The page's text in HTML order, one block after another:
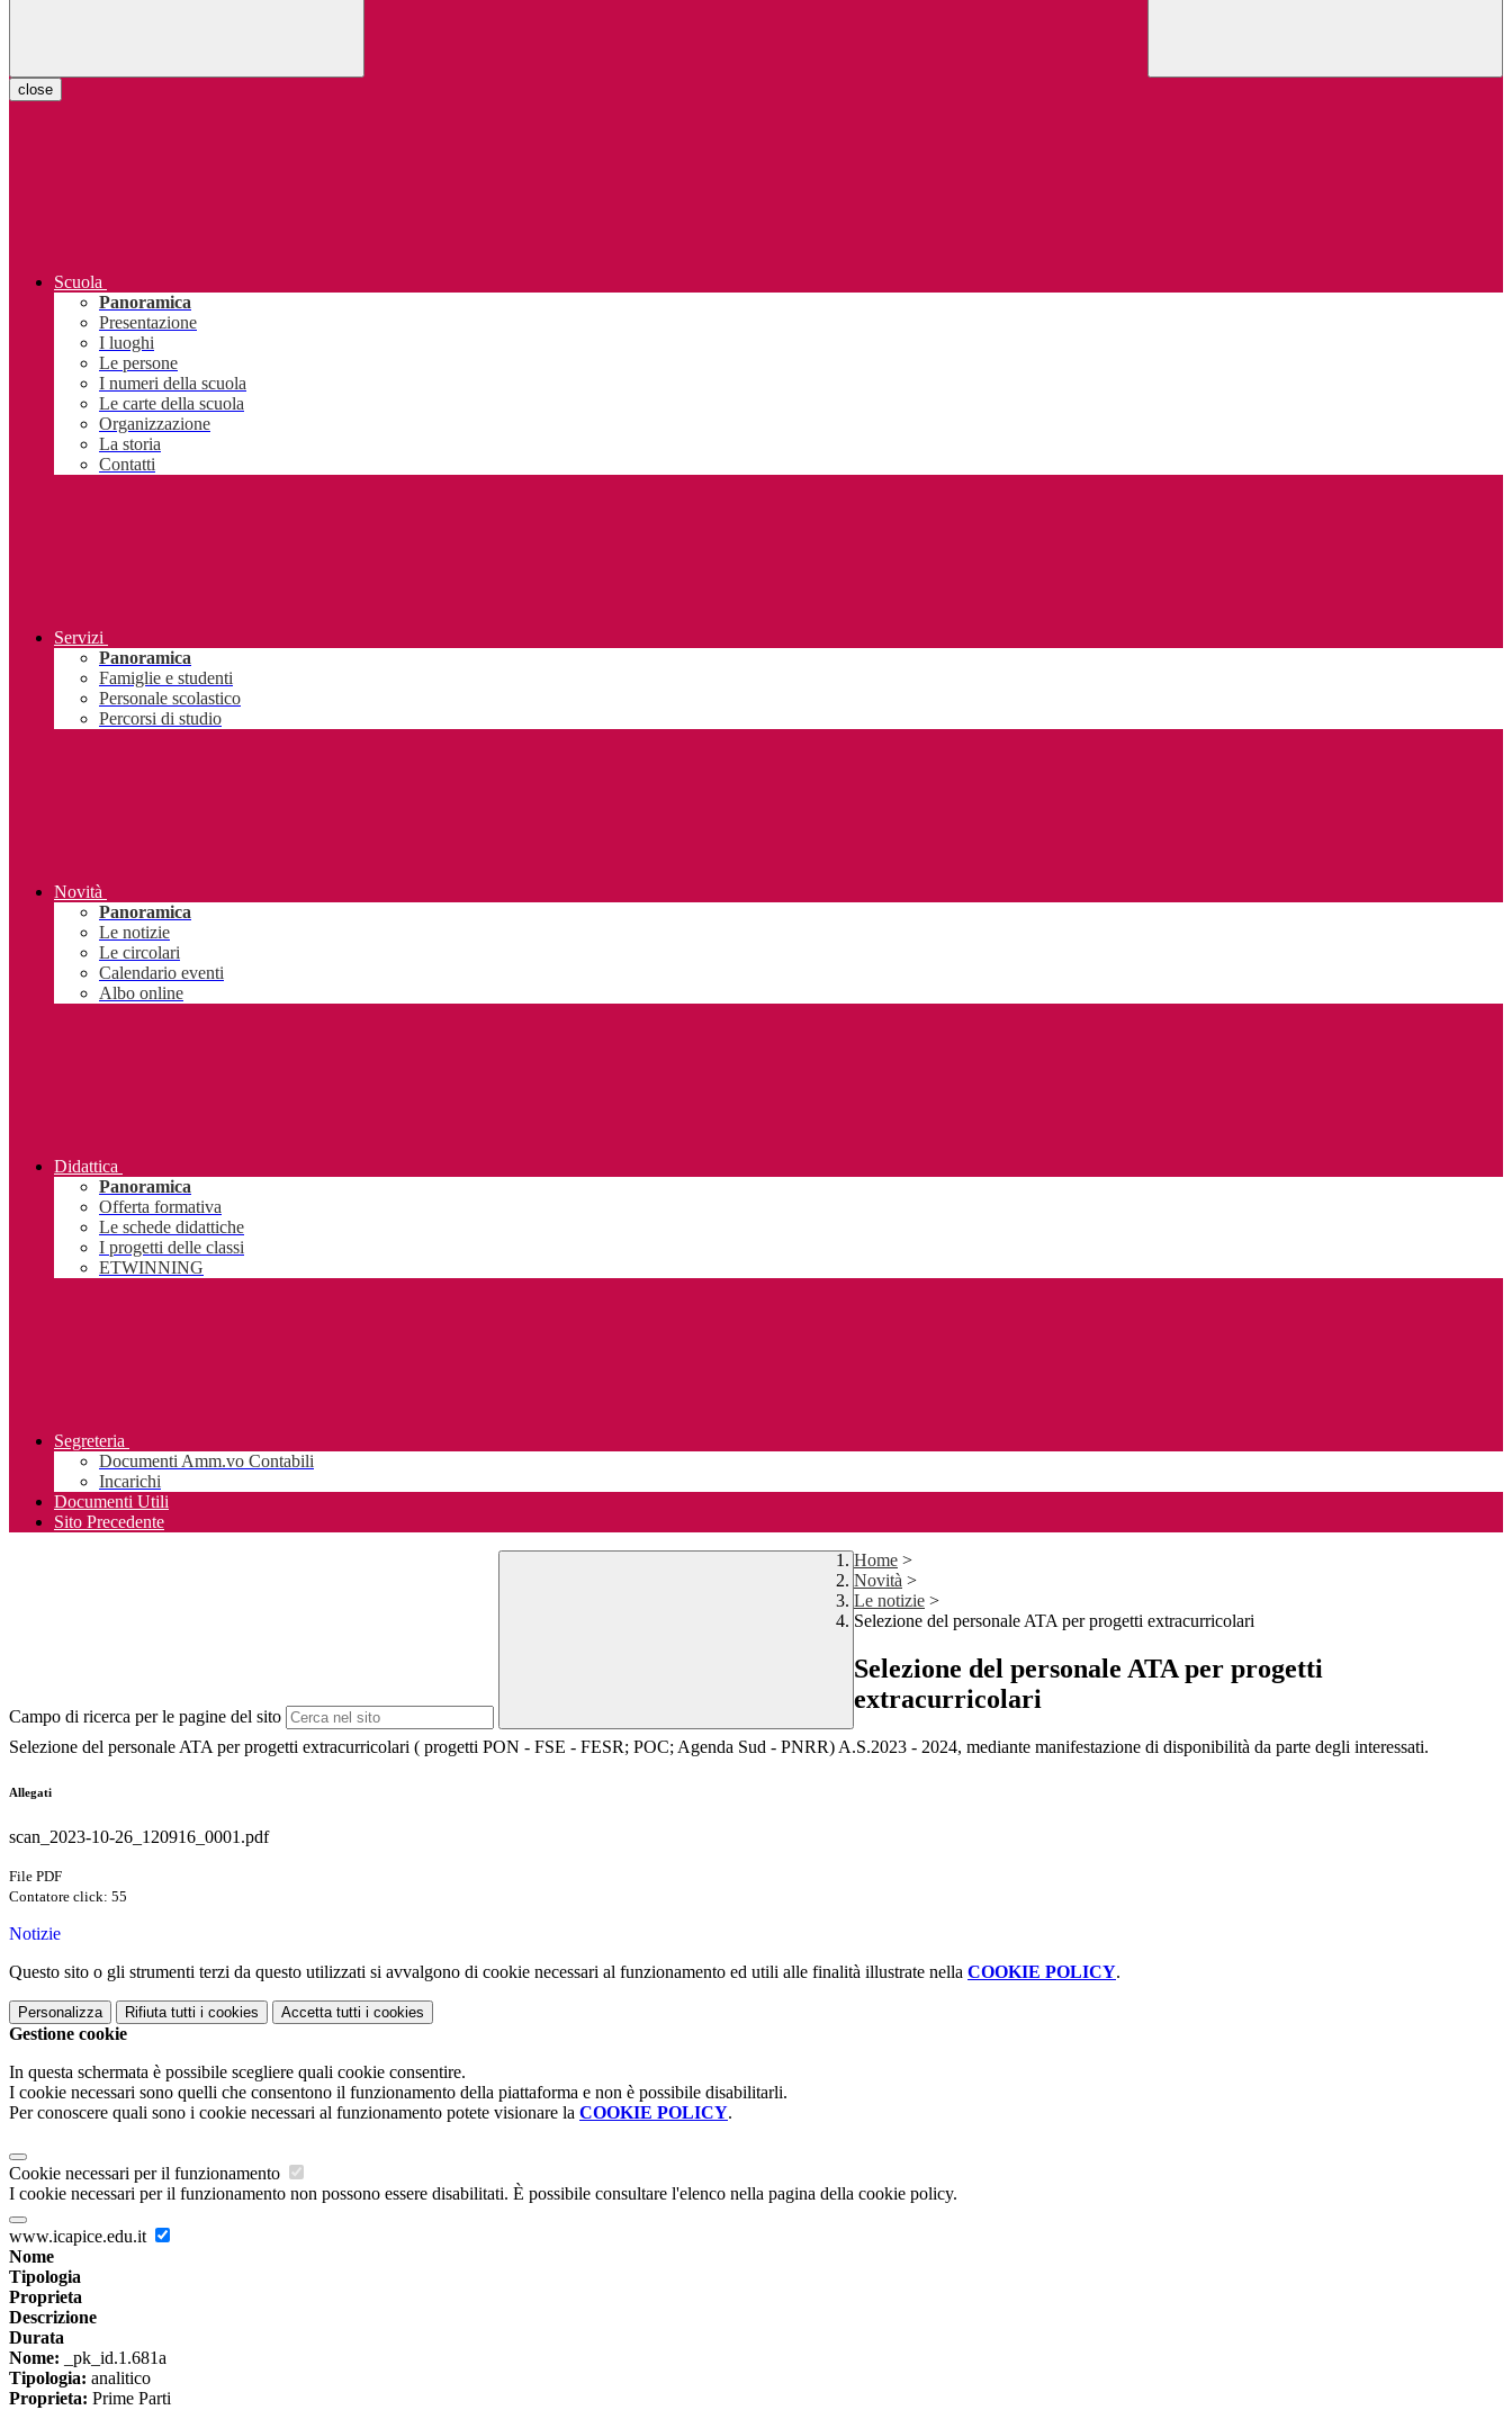
close
Scuola
Panoramica
Presentazione
I luoghi
Le persone
I numeri della scuola
Le carte della scuola
Organizzazione
La storia
Contatti
Servizi
Panoramica
Famiglie e studenti
Personale scolastico
Percorsi di studio
Novità
Panoramica
Le notizie
Le circolari
Calendario eventi
Albo online
Didattica
Panoramica
Offerta formativa
Le schede didattiche
I progetti delle classi
ETWINNING
Segreteria
Documenti Amm.vo Contabili
Incarichi
Documenti Utili
Sito Precedente
Campo di ricerca per le pagine del sito
Home >
Novità >
Le notizie >
Selezione del personale ATA per progetti extracurricolari
Selezione del personale ATA per progetti
extracurricolari
Selezione del personale ATA per progetti extracurricolari ( progetti PON - FSE - FESR; POC; Agenda Sud - PNRR) A.S.2023 - 2024, mediante manifestazione di disponibilità da parte degli interessati.
Allegati
scan_2023-10-26_120916_0001.pdf
File PDF
Contatore click: 55
Notizie
Questo sito o gli strumenti terzi da questo utilizzati si avvalgono di cookie necessari al funzionamento ed utili alle finalità illustrate nella COOKIE POLICY.
Personalizza Rifiuta tutti i cookies Accetta tutti i cookies
Gestione cookie
In questa schermata è possibile scegliere quali cookie consentire.
I cookie necessari sono quelli che consentono il funzionamento della piattaforma e non è possibile disabilitarli.
Per conoscere quali sono i cookie necessari al funzionamento potete visionare la COOKIE POLICY.
Cookie necessari per il funzionamento
I cookie necessari per il funzionamento non possono essere disabilitati. È possibile consultare l'elenco nella pagina della cookie policy.
www.icapice.edu.it
Nome
Tipologia
Proprieta
Descrizione
Durata
Nome: _pk_id.1.681a
Tipologia: analitico
Proprieta: Prime Parti